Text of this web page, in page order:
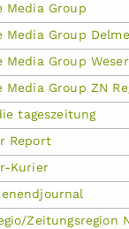
Media Group
Media Group
Media Group
Media Group ZN
tageszeitung
Report
Kurier
Zeitungsregion